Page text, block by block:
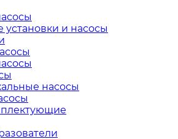
и насосы
насосы